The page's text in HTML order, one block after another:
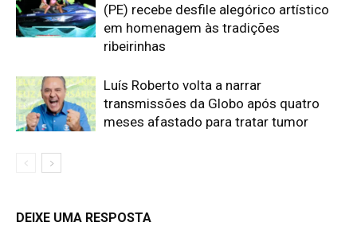
(PE) recebe desfile alegórico artístico
em homenagem às tradições
ribeirinhas
Luís Roberto volta a narrar
transmissões da Globo após quatro
meses afastado para tratar tumor
DEIXE UMA RESPOSTA